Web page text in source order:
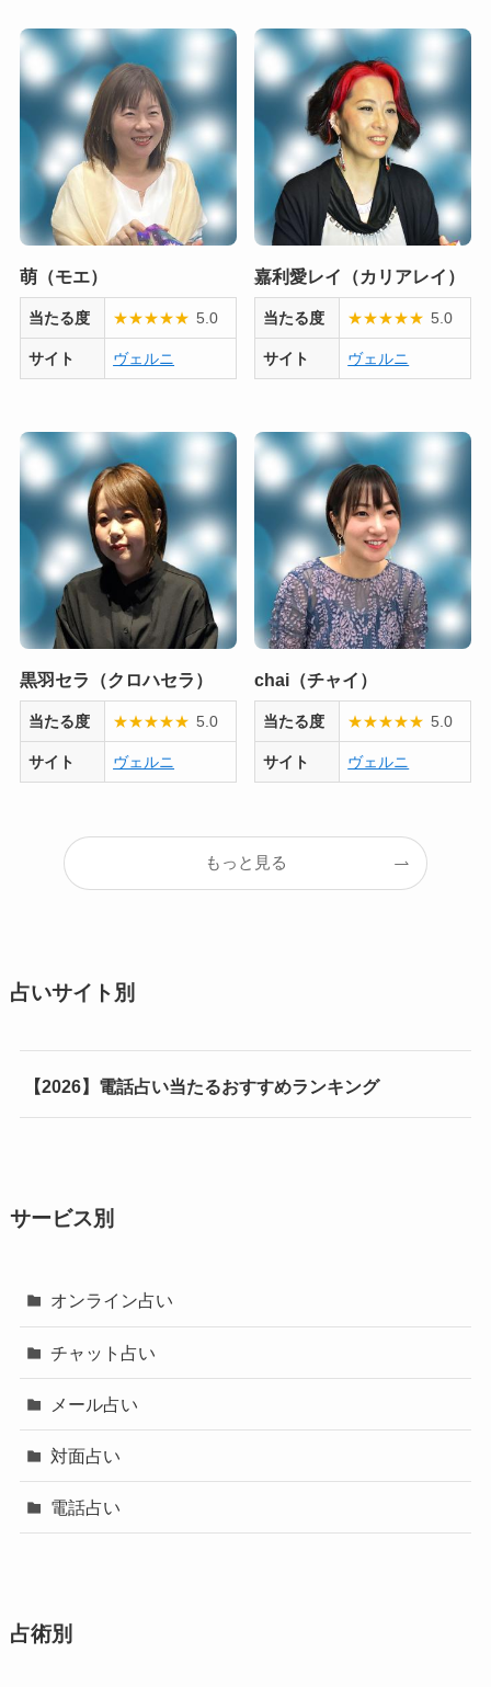
萌（モエ）
当たる度 ★★★★★ 5.0
サイト ヴェルニ
嘉利愛レイ（カリアレイ）
当たる度 ★★★★★ 5.0
サイト ヴェルニ
黒羽セラ（クロハセラ）
当たる度 ★★★★★ 5.0
サイト ヴェルニ
chai（チャイ）
当たる度 ★★★★★ 5.0
サイト ヴェルニ
もっと見る
占いサイト別
【2026】電話占い当たるおすすめランキング
サービス別
オンライン占い
チャット占い
メール占い
対面占い
電話占い
占術別